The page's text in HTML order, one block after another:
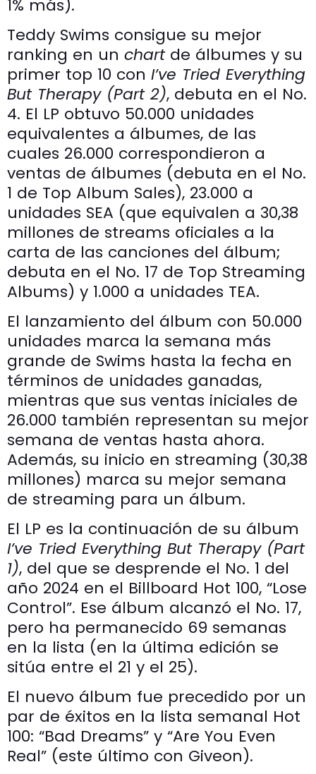
1% más).
Teddy Swims consigue su mejor
ranking en un chartde álbumes y su
primer top 10 con I’ve Tried Everything
But Therapy (Part 2), debuta en el No.
4. El LP obtuvo 50.000 unidades
equivalentes a álbumes, de las
cuales 26.000 correspondieron a
ventas de álbumes (debuta en el No.
1 de Top Album Sales), 23.000 a
unidades SEA (que equivalen a 30,38
millones de streams oficiales a la
carta de las canciones del álbum;
debuta en el No. 17 de Top Streaming
Albums) y 1.000 a unidades TEA.
El lanzamiento del álbum con 50.000
unidades marca la semana más
grande de Swims hasta la fecha en
términos de unidades ganadas,
mientras que sus ventas iniciales de
26.000 también representan su mejor
semana de ventas hasta ahora.
Además, su inicio en streaming (30,38
millones) marca su mejor semana
de streaming para un álbum.
El LP es la continuación de su álbum
I’ve Tried Everything But Therapy (Part
1), del que se desprende el No. 1 del
año 2024 en el Billboard Hot 100, “Lose
Control”. Ese álbum alcanzó el No. 17,
pero ha permanecido 69 semanas
en la lista (en la última edición se
sitúa entre el 21 y el 25).
El nuevo álbum fue precedido por un
par de éxitos en la lista semanal Hot
100: “Bad Dreams” y “Are You Even
Real” (este último con Giveon).